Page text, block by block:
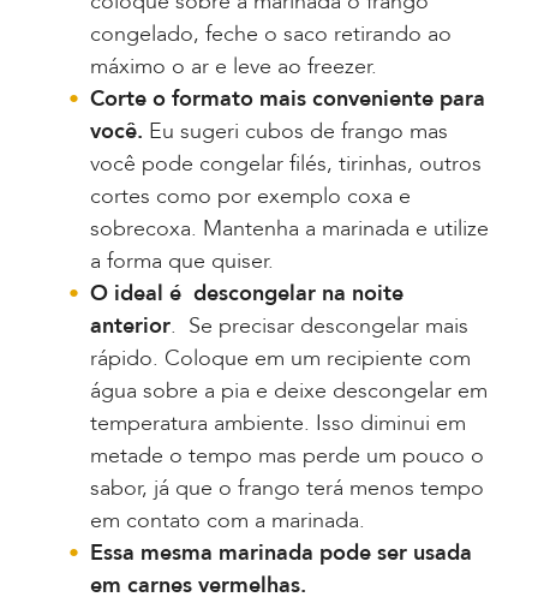
congelado, feche o saco retirando ao
máximo o ar e leve ao freezer.
Corte o formato mais conveniente para
você. Eu sugeri cubos de frango mas
você pode congelar filés, tirinhas, outros
cortes como por exemplo coxa e
sobrecoxa. Mantenha a marinada e utilize
a forma que quiser.
O ideal é descongelar na noite
anterior. Se precisar descongelar mais
rápido. Coloque em um recipiente com
água sobre a pia e deixe descongelar em
temperatura ambiente. Isso diminui em
metade o tempo mas perde um pouco o
sabor, já que o frango terá menos tempo
em contato com a marinada.
Essa mesma marinada pode ser usada
em carnes vermelhas.